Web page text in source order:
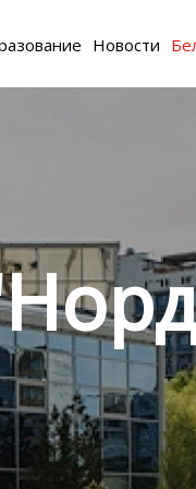
Новости